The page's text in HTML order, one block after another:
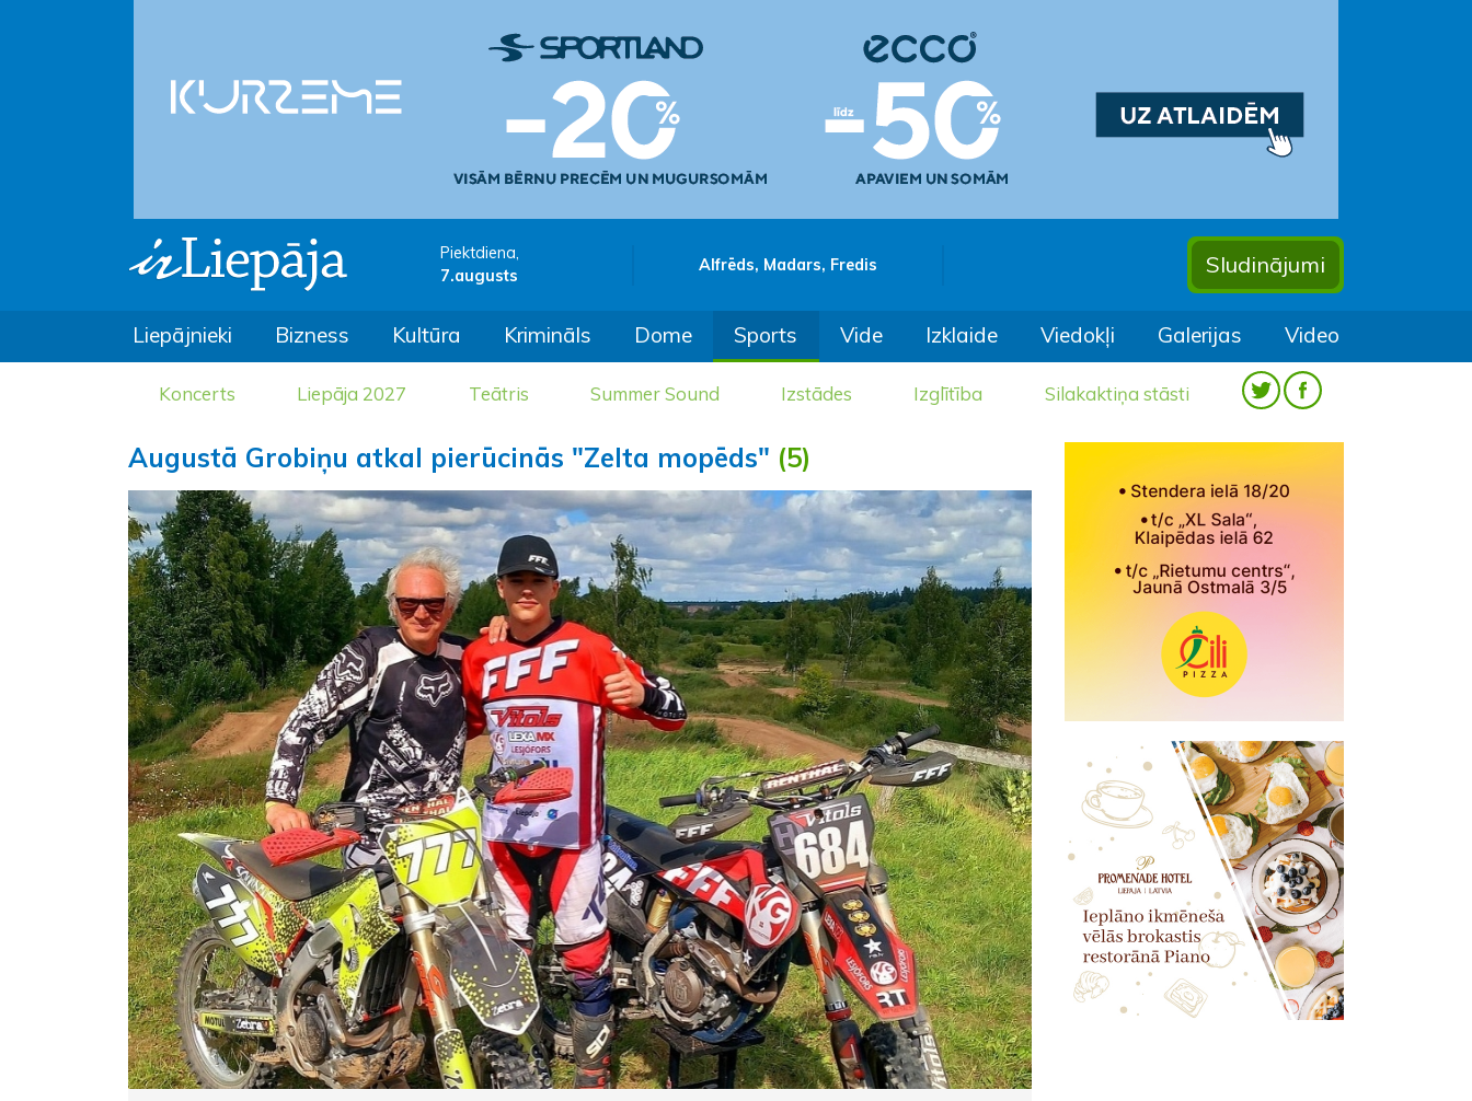
Piektdiena,
7.augusts
Alfrēds, Madars, Fredis Sludinājumi
Liepājnieki Bizness Kultūra Krimināls Dome Sports Vide Izklaide Viedokļi Galerijas Video
Koncerts Liepāja 2027 Teātris Summer Sound Izstādes Izglītība Silakaktiņa stāsti
Augustā Grobiņu atkal pierūcinās "Zelta mopēds" (5)